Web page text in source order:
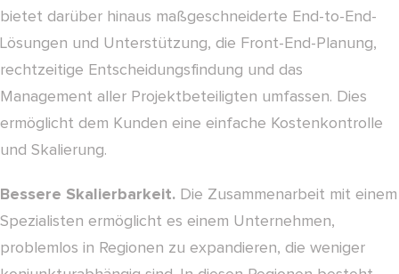
bietet darüber hinaus maßgeschneiderte End-to-End-
Lösungen und Unterstützung, die Front-End-Planung,
rechtzeitige Entscheidungsfindung und das
Management aller Projektbeteiligten umfassen. Dies
ermöglicht dem Kunden eine einfache Kostenkontrolle
und Skalierung.
Bessere Skalierbarkeit. Die Zusammenarbeit mit einem
Spezialisten ermöglicht es einem Unternehmen,
problemlos in Regionen zu expandieren, die weniger